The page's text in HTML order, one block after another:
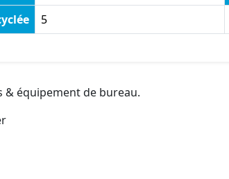
5
équipement de bureau.